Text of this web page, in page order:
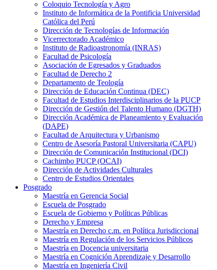
Coloquio Tecnología y Agro
Instituto de Informática de la Pontificia Universidad
Católica del Perú
Dirección de Tecnologías de Información
Vicerrectorado Académico
Instituto de Radioastronomía (INRAS)
Facultad de Psicología
Asociación de Egresados y Graduados
Facultad de Derecho 2
Departamento de Teología
Dirección de Educación Continua (DEC)
Facultad de Estudios Interdisciplinarios de la PUCP
Dirección de Gestión del Talento Humano (DGTH)
Dirección Académica de Planeamiento y Evaluación
(DAPE)
Facultad de Arquitectura y Urbanismo
Centro de Asesoría Pastoral Universitaria (CAPU)
Dirección de Comunicación Institucional (DCI)
Cachimbo PUCP (OCAI)
Dirección de Actividades Culturales
Centro de Estudios Orientales
Posgrado
Maestría en Gerencia Social
Escuela de Posgrado
Escuela de Gobierno y Políticas Públicas
Derecho y Empresa
Maestría en Derecho c.m. en Política Jurisdiccional
Maestría en Regulación de los Servicios Públicos
Maestría en Docencia universitaria
Maestría en Cognición Aprendizaje y Desarrollo
Maestría en Ingeniería Civil